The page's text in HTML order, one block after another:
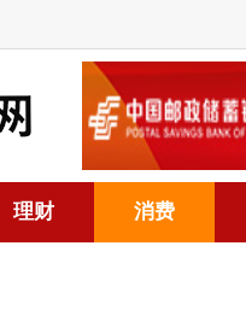
理财 消费